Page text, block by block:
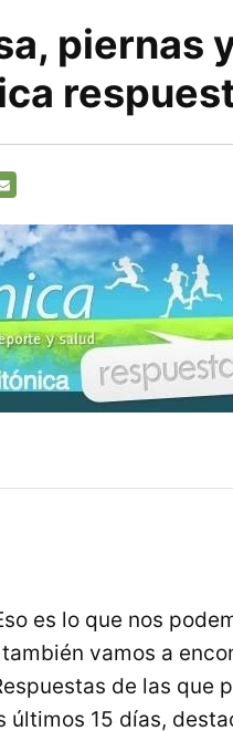
piernas
MAIL
es lo que nos
vamos a
de las que
últimos 15 días,